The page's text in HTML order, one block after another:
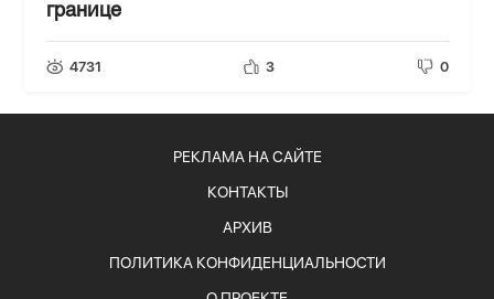
границе
4731 3 0
РЕКЛАМА НА САЙТЕ
КОНТАКТЫ
АРХИВ
ПОЛИТИКА КОНФИДЕНЦИАЛЬНОСТИ